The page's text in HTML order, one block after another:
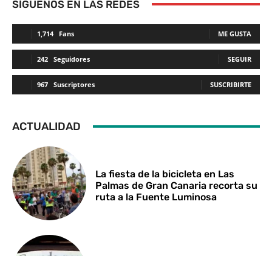
SÍGUENOS EN LAS REDES
1,714 Fans ME GUSTA
242 Seguidores SEGUIR
967 Suscriptores SUSCRIBIRTE
ACTUALIDAD
La fiesta de la bicicleta en Las
Palmas de Gran Canaria recorta su
ruta a la Fuente Luminosa